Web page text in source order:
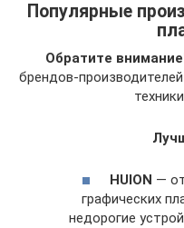
Популярные
Обратите
брендов-
HUION —
графических
недорогие